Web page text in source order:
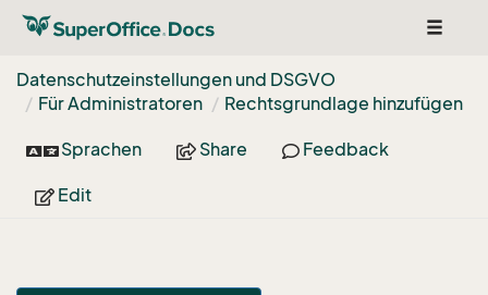
Toggle
Datenschutzeinstellungen und DSGVO
Für Administratoren
Rechtsgrundlage hinzufügen
Sprachen Share Feedback
Edit